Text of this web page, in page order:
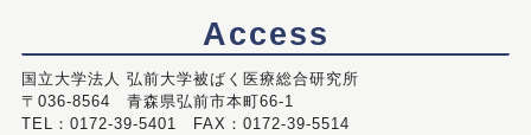
Access
国立大学法人 弘前大学被ばく医療総合研究所
〒036-8564 青森県弘前市本町66-1
TEL：0172-39-5401 FAX：0172-39-5514